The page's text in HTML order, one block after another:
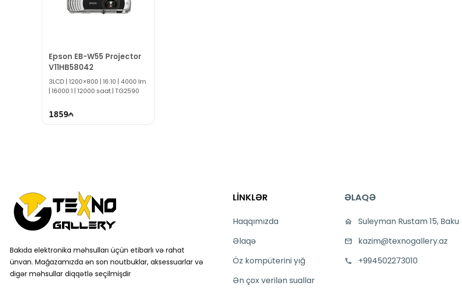
Epson EB-W55 Projector
V11HB58042
3LCD | 1200×800 | 16:10 | 4000 lm
| 16000:1 | 12000 saat | TG2590
1859
Bakıda elektronika məhsulları üçün etibarlı və rahat
ünvan. Mağazamızda ən son noutbuklar, aksessuarlar və
digər məhsullar diqqətlə seçilmişdir
LİNKLƏR
Haqqımızda
Əlaqə
Öz kompüterini yığ
Ən çox verilən suallar
ƏLAQƏ
Suleyman Rustam 15, Baku
kazim@texnogallery.az
+994502273010